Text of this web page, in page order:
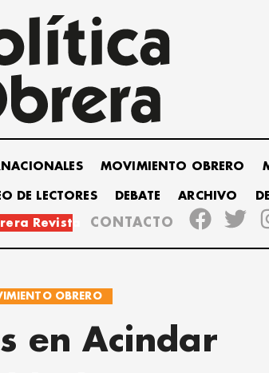
MOVIMIENTO OBRERO
DE LECTORES DEBATE ARCHIVO
Revista CONTACTO
OBRERO
en Acindar